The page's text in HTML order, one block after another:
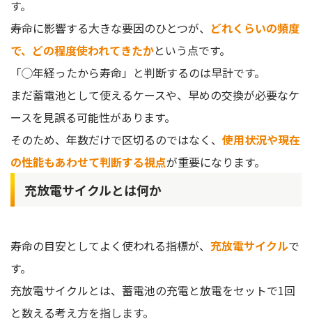
す。
寿命に影響する大きな要因のひとつが、 どれくらいの頻度
で、どの程度使われてきたかという点です。
「◯年経ったから寿命」と判断するのは早計です。
まだ蓄電池として使えるケースや、早めの交換が必要なケ
ースを見誤る可能性があります。
そのため、年数だけで区切るのではなく、 使用状況や現在
の性能もあわせて判断する視点が重要になります。
充放電サイクルとは何か
寿命の目安としてよく使われる指標が、 充放電サイクルで
す。
充放電サイクルとは、蓄電池の充電と放電をセットで1回
と数える考え方を指します。